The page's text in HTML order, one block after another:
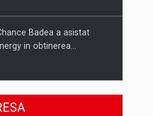
Badea a asistat
in obtinerea…
DIN MEDIUL
ACADEMIC SI